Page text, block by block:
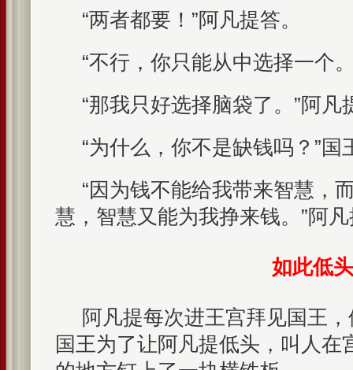
“两者都要！”阿凡提答。
“不行，你只能从中选择一个
“那我只好选择脑袋了。”阿凡
“为什么，你不是缺钱吗？”国
“因为钱不能给我带来智慧，
慧，智慧又能为我挣来钱。”阿
如此低头
阿凡提每次进王宫拜见国王
国王为了让阿凡提低头，叫人在